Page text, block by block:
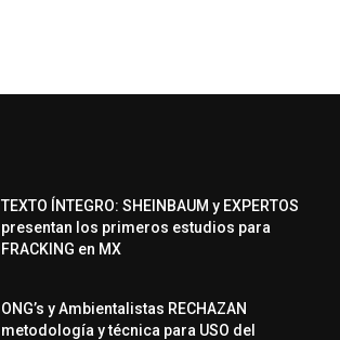
TEXTO ÍNTEGRO: SHEINBAUM y EXPERTOS
presentan los primeros estudios para
FRACKING en MX
ONG’s y Ambientalistas RECHAZAN
metodología y técnica para USO del